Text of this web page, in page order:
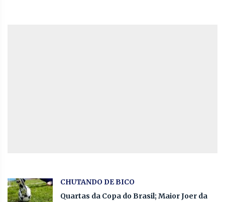
CHUTANDO DE BICO
Quartas da Copa do Brasil; Maior Joer da